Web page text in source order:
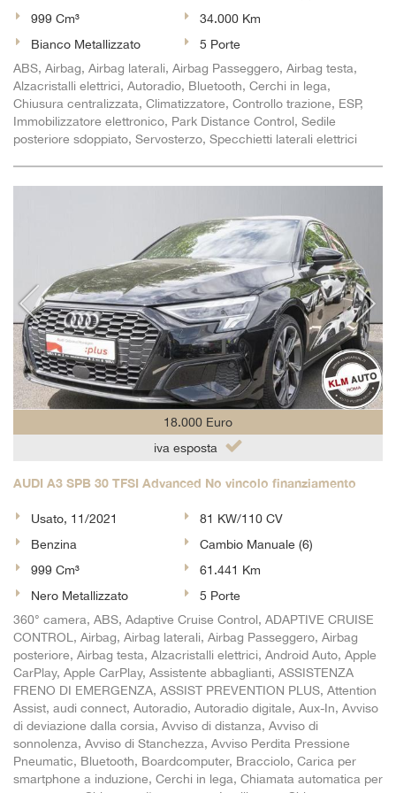
999 Cm³
34.000 Km
Bianco Metallizzato
5 Porte
ABS, Airbag, Airbag laterali, Airbag Passeggero, Airbag testa,
Alzacristalli elettrici, Autoradio, Bluetooth, Cerchi in lega,
Chiusura centralizzata, Climatizzatore, Controllo trazione, ESP,
Immobilizzatore elettronico, Park Distance Control, Sedile
posteriore sdoppiato, Servosterzo, Specchietti laterali elettrici
18.000 Euro
iva esposta
AUDI A3 SPB 30 TFSI Advanced No vincolo finanziamento
Usato, 11/2021
81 KW/110 CV
Benzina
Cambio Manuale (6)
999 Cm³
61.441 Km
Nero Metallizzato
5 Porte
360° camera, ABS, Adaptive Cruise Control, ADAPTIVE CRUISE
CONTROL, Airbag, Airbag laterali, Airbag Passeggero, Airbag
posteriore, Airbag testa, Alzacristalli elettrici, Android Auto, Apple
CarPlay, Apple CarPlay, Assistente abbaglianti, ASSISTENZA
FRENO DI EMERGENZA, ASSIST PREVENTION PLUS, Attention
Assist, audi connect, Autoradio, Autoradio digitale, Aux-In, Avviso
di deviazione dalla corsia, Avviso di distanza, Avviso di
sonnolenza, Avviso di Stanchezza, Avviso Perdita Pressione
Pneumatic, Bluetooth, Boardcomputer, Bracciolo, Carica per
smartphone a induzione, Cerchi in lega, Chiamata automatica per
Salva
impostazioni